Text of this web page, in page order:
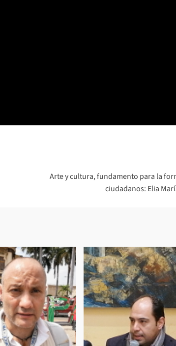
Arte y cultura, fundamento para la
ciudadanos: Elia